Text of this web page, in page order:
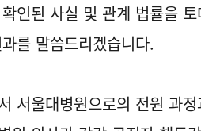
인된 사실 및 관계 법률을
를 말씀드리겠습니다.
서울대병원으로의 전원 과